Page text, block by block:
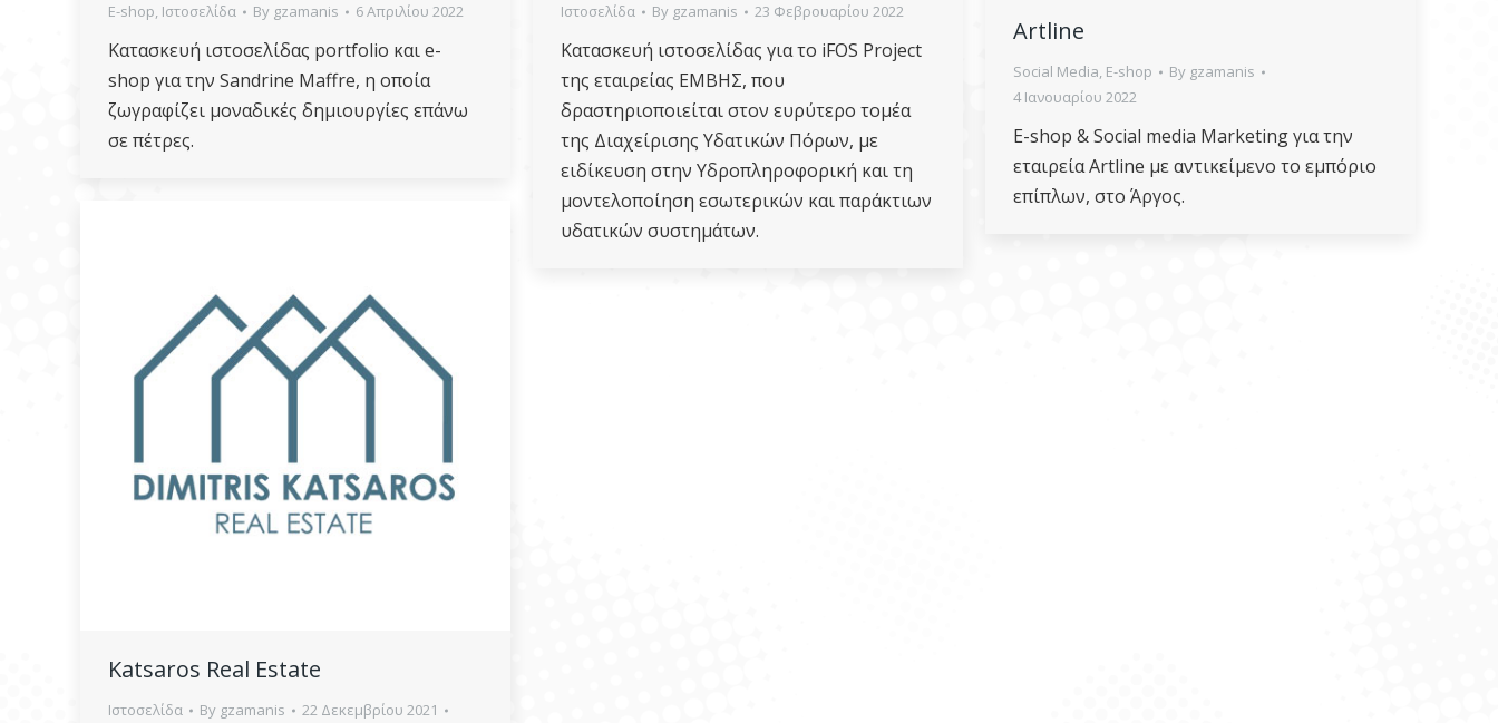
E-shop, Ιστοσελίδα By gzamanis 6 Απριλίου 2022
Κατασκευή ιστοσελίδας portfolio και e-
shop για την Sandrine Maffre, η οποία
ζωγραφίζει μοναδικές δημιουργίες επάνω
σε πέτρες.
Ιστοσελίδα By gzamanis 23 Φεβρουαρίου 2022
Κατασκευή ιστοσελίδας για το iFOS Project
της εταιρείας ΕΜΒΗΣ, που
δραστηριοποιείται στον ευρύτερο τομέα
της Διαχείρισης Υδατικών Πόρων, με
ειδίκευση στην Υδροπληροφορική και τη
μοντελοποίηση εσωτερικών και παράκτιων
υδατικών συστημάτων.
Artline
Social Media, E-shop By gzamanis
4 Ιανουαρίου 2022
E-shop & Social media Marketing για την
εταιρεία Artline με αντικείμενο το εμπόριο
επίπλων, στο Άργος.
Katsaros Real Estate
Ιστοσελίδα By gzamanis 22 Δεκεμβρίου 2021